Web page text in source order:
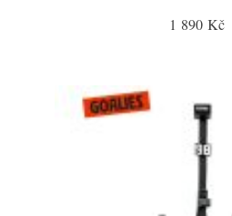
1 890 Kč